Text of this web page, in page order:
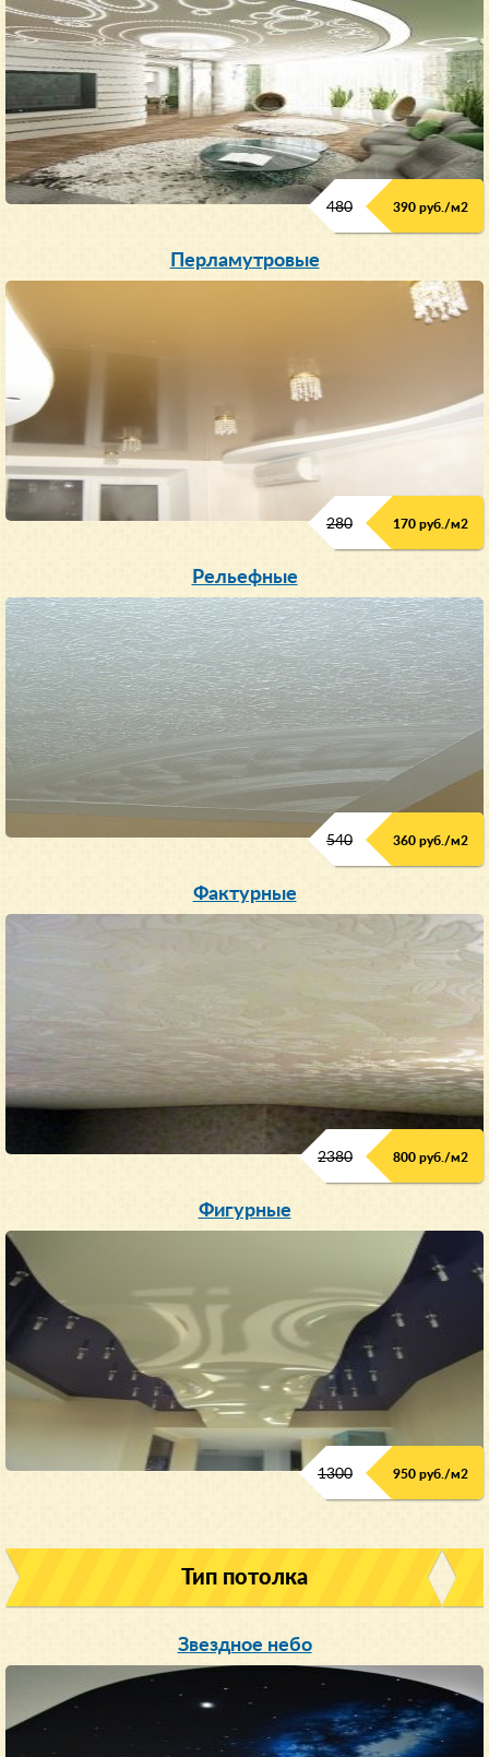
480 390 руб./м2
Перламутровые
280 170 руб./м2
Рельефные
540 360 руб./м2
Фактурные
2380 800 руб./м2
Фигурные
1300 950 руб./м2
Тип потолка
Звездное небо